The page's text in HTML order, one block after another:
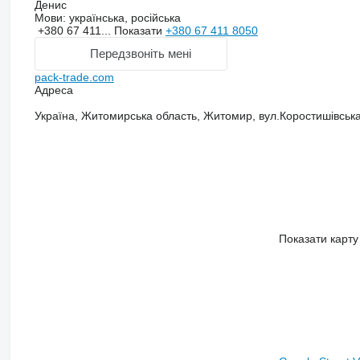
Денис
Мови: українська, російська
+380 67 411... Показати +380 67 411 8050
Передзвоніть мені
pack-trade.com
Адреса
Україна, Житомирська область, Житомир,
Показати карту